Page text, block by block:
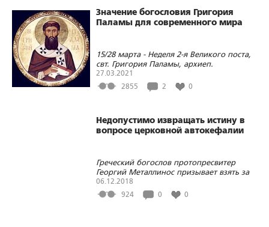
Значение богословия Григория
Паламы для современного мира
15/28 марта - Неделя 2-я Великого поста,
свт. Григория Паламы, архиеп.
Солунского
27.03.2021
2855
2 0
Недопустимо извращать истину в
вопросе церковной автокефалии
Греческий богослов протопресвитер
Георгий Металлинос призывает взять за
образец предоставление
самостоятельности Элладской Церкви
06.12.2018
924
0 0